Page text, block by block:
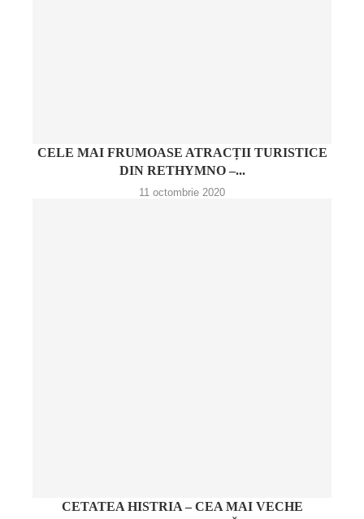
CELE MAI FRUMOASE ATRACȚII TURISTICE
DIN RETHYMNO –...
11 octombrie 2020
CETATEA HISTRIA – CEA MAI VECHE